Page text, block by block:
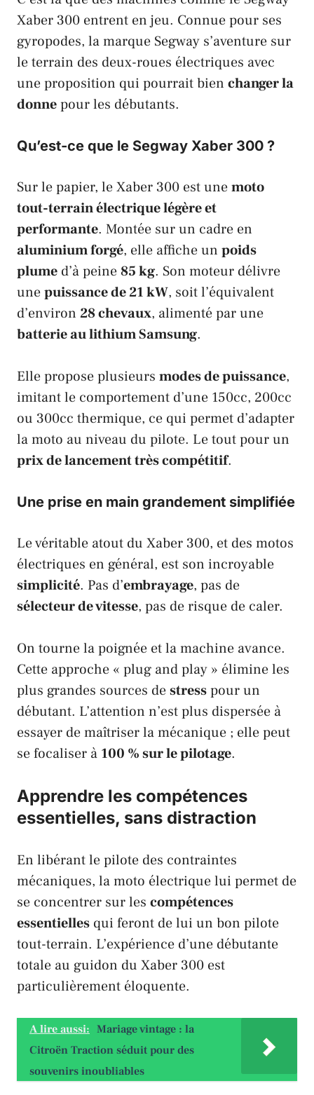
Xaber 300 entrent en jeu. Connue pour ses
gyropodes, la marque Segway s’aventure sur
le terrain des deux-roues électriques avec
une proposition qui pourrait bien changer la
donnepour les débutants.
Qu’est-ce que le Segway Xaber 300 ?
Sur le papier, leXaber 300 est unemoto
tout-terrain électrique légère et
performante. Montée sur un cadre en
aluminium forgé, elle affiche un poids
plume d’à peine 85 kg. Son moteur délivre
unepuissance de 21 kW, soit l’équivalent
d’environ 28 chevaux, alimenté par une
batterie au lithiumSamsung.
Elle propose plusieurs modes de puissance,
imitant le comportement d’une 150cc, 200cc
ou 300cc thermique, ce qui permet d’adapter
la moto au niveau du pilote. Le tout pour un
prix de lancement très compétitif.
Une prise en main grandement simplifiée
Le véritable atout du Xaber 300, et des motos
électriques en général, est son incroyable
simplicité. Pas d’embrayage, pas de
sélecteur de vitesse, pas de risque de caler.
On tourne la poignée et la machine avance.
Cette approche « plug and play » élimine les
plus grandes sources destresspour un
débutant. L’attention n’est plus dispersée à
essayer de maîtriser la mécanique ; elle peut
se focaliser à 100 % sur le pilotage.
Apprendre les compétences
essentielles, sans distraction
En libérant le pilote des contraintes
mécaniques, la moto électrique lui permet de
se concentrer sur les compétences
essentielles qui feront de lui un bon pilote
tout-terrain. L’expérience d’une débutante
totale au guidon du Xaber 300 est
particulièrement éloquente.
A lire aussi: Mariage vintage : la
Citroën Traction séduit pour des
souvenirs inoubliables